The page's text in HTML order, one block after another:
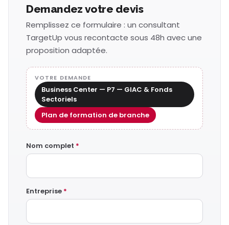
Demandez votre devis
Remplissez ce formulaire : un consultant
TargetUp vous recontacte sous 48h avec une
proposition adaptée.
VOTRE DEMANDE
Business Center — P7 — GIAC & Fonds
Sectoriels
Plan de formation de branche
Nom complet *
Entreprise *